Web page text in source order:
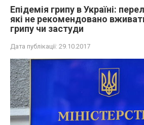
Епідемія грипу в Україні:
які не рекомендовано
грипу чи застуди
Дата публікації: 29.10.2017